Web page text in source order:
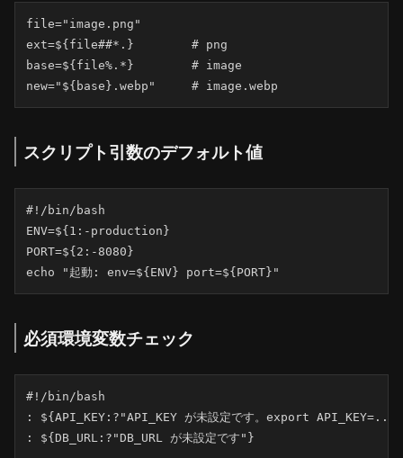
file="image.png"
ext=${file##*.}        # png
base=${file%.*}        # image
new="${base}.webp"     # image.webp
スクリプト引数のデフォルト値
#!/bin/bash
ENV=${1:-production}
PORT=${2:-8080}
echo "起動: env=${ENV} port=${PORT}"
必須環境変数チェック
#!/bin/bash
: ${API_KEY:?"API_KEY が未設定です。export API_KEY=...
: ${DB_URL:?"DB_URL が未設定です"}